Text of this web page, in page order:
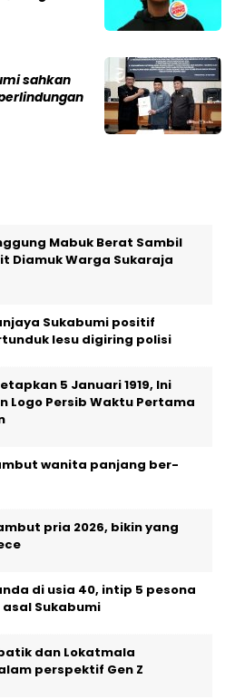
sahkan
Mabuk Berat Sambil
Diamuk Warga Sukaraja
Sukabumi positif
lesu digiring polisi
5 Januari 1919, Ini
Logo Persib Waktu Pertama
wanita panjang ber-
pria 2026, bikin yang
di usia 40, intip 5 pesona
Sukabumi
dan Lokatmala
perspektif Gen Z